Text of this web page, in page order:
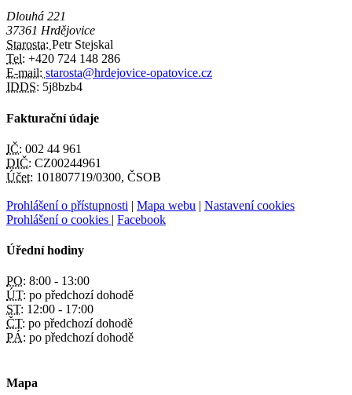
Dlouhá 221
37361 Hrdějovice
Starosta: Petr Stejskal
Tel: +420 724 148 286
E-mail: starosta@hrdejovice-opatovice.cz
IDDS: 5j8bzb4
Fakturační údaje
IČ: 002 44 961
DIČ: CZ00244961
Účet: 101807719/0300, ČSOB
Prohlášení o přístupnosti | Mapa webu | Nastavení cookies
Prohlášení o cookies | Facebook
Úřední hodiny
PO: 8:00 - 13:00
ÚT: po předchozí dohodě
ST: 12:00 - 17:00
ČT: po předchozí dohodě
PÁ: po předchozí dohodě
Mapa